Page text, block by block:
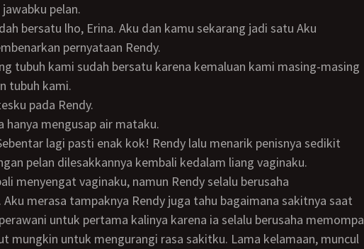
jawabku pelan.
pernyataan Rendy.
tubuh kami.
pada Rendy.
hanya mengusap air mataku.
pelan dilesakkannya kembali kedalam liang vaginaku.
Aku merasa tampaknya Rendy juga tahu bagaimana sakitnya saat
untuk pertama kalinya karena ia selalu berusaha memompa
mungkin untuk mengurangi rasa sakitku. Lama kelamaan, muncul